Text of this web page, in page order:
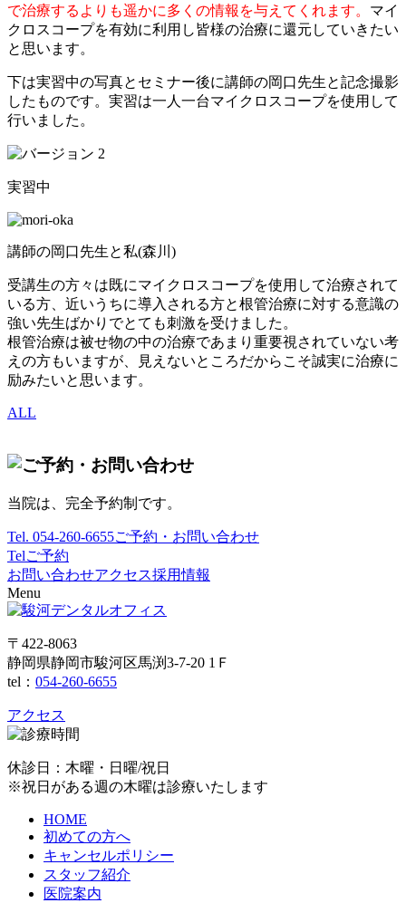
で治療するよりも遥かに多くの情報を与えてくれます。 マイ
クロスコープを有効に利用し皆様の治療に還元していきたい
と思います。
下は実習中の写真とセミナー後に講師の岡口先生と記念撮影
したものです。実習は一人一台マイクロスコープを使用して
行いました。
実習中
講師の岡口先生と私(森川)
受講生の方々は既にマイクロスコープを使用して治療されて
いる方、近いうちに導入される方と根管治療に対する意識の
強い先生ばかりでとても刺激を受けました。
根管治療は被せ物の中の治療であまり重要視されていない考
えの方もいますが、見えないところだからこそ誠実に治療に
励みたいと思います。
ALL
当院は、完全予約制です。
Tel. 054-260-6655ご予約・お問い合わせ
Telご予約
お問い合わせアクセス採用情報
Menu
〒422-8063
静岡県静岡市駿河区馬渕3-7-20 1Ｆ
tel： 054-260-6655
アクセス
休診日：木曜・日曜/祝日
※祝日がある週の木曜は診療いたします
HOME
初めての方へ
キャンセルポリシー
スタッフ紹介
医院案内